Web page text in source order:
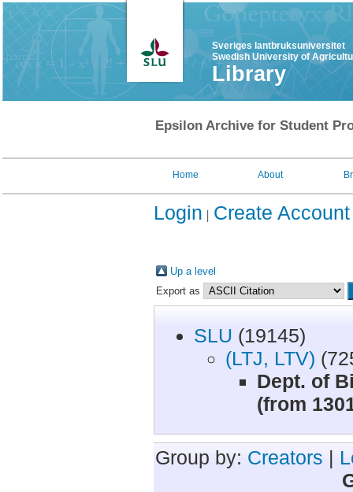
Sveriges lantbruksuniversitet
Swedish University of
Library
Epsilon Archive for Student
Home About
Login Create Account
Up a level
Export as
SLU (19145)
(LTJ, LTV)
Dept. of
(from
Group by: Creators |